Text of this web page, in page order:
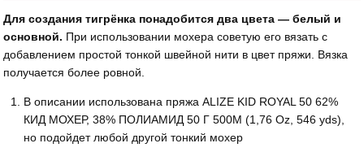
Для создания тигрёнка понадобится два цвета — белый и
основной. При использовании мохера советую его вязать с
добавлением простой тонкой швейной нити в цвет пряжи. Вязка
получается более ровной.
В описании использована пряжа ALIZE KID ROYAL 50 62%
КИД МОХЕР, 38% ПОЛИАМИД 50 Г 500М (1,76 Oz, 546 yds),
но подойдет любой другой тонкий мохер